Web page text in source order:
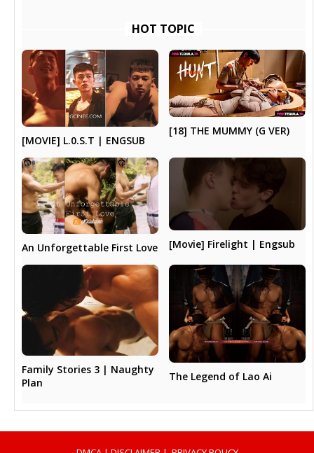
HOT TOPIC
[MOVIE] L.0.S.T | ENGSUB
[18] THE MUMMY (G VER)
An Unforgettable First Love [Movie] Firelight | Engsub
Family Stories 3 | Naughty
Plan
The Legend of Lao Ai